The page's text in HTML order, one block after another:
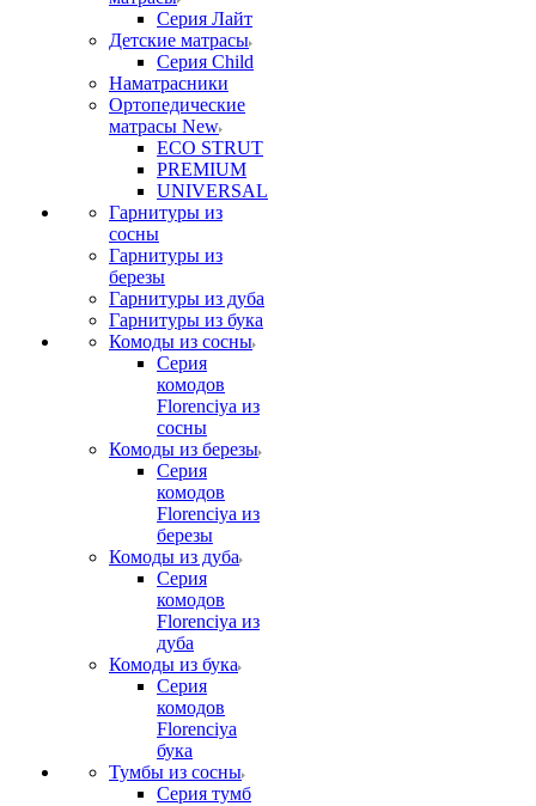
Серия Лайт
Детские матрасы
Серия Child
Наматрасники
Ортопедические
матрасы New
ECO STRUT
PREMIUM
UNIVERSAL
Гарнитуры из
сосны
Гарнитуры из
березы
Гарнитуры из дуба
Гарнитуры из бука
Комоды из сосны
Серия
комодов
Florenciya из
сосны
Комоды из березы
Серия
комодов
Florenciya из
березы
Комоды из дуба
Серия
комодов
Florenciya из
дуба
Комоды из бука
Серия
комодов
Florenciya
бука
Тумбы из сосны
Серия тумб